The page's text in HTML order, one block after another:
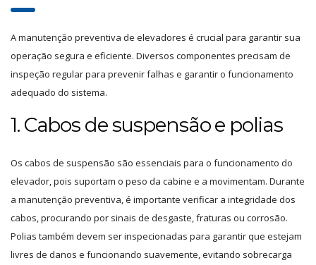
A manutenção preventiva de elevadores é crucial para garantir sua
operação segura e eficiente. Diversos componentes precisam de
inspeção regular para prevenir falhas e garantir o funcionamento
adequado do sistema.
1. Cabos de suspensão e polias
Os cabos de suspensão são essenciais para o funcionamento do
elevador, pois suportam o peso da cabine e a movimentam. Durante
a manutenção preventiva, é importante verificar a integridade dos
cabos, procurando por sinais de desgaste, fraturas ou corrosão.
Polias também devem ser inspecionadas para garantir que estejam
livres de danos e funcionando suavemente, evitando sobrecarga